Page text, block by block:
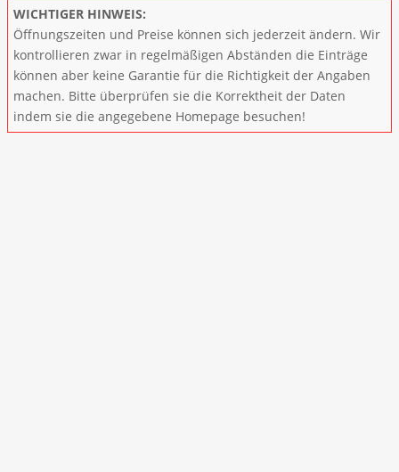
WICHTIGER HINWEIS:
Öffnungszeiten und Preise können sich jederzeit ändern. Wir
kontrollieren zwar in regelmäßigen Abständen die Einträge
können aber keine Garantie für die Richtigkeit der Angaben
machen. Bitte überprüfen sie die Korrektheit der Daten
indem sie die angegebene Homepage besuchen!